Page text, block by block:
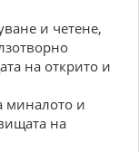
и четене,
на открито и
миналото и
на